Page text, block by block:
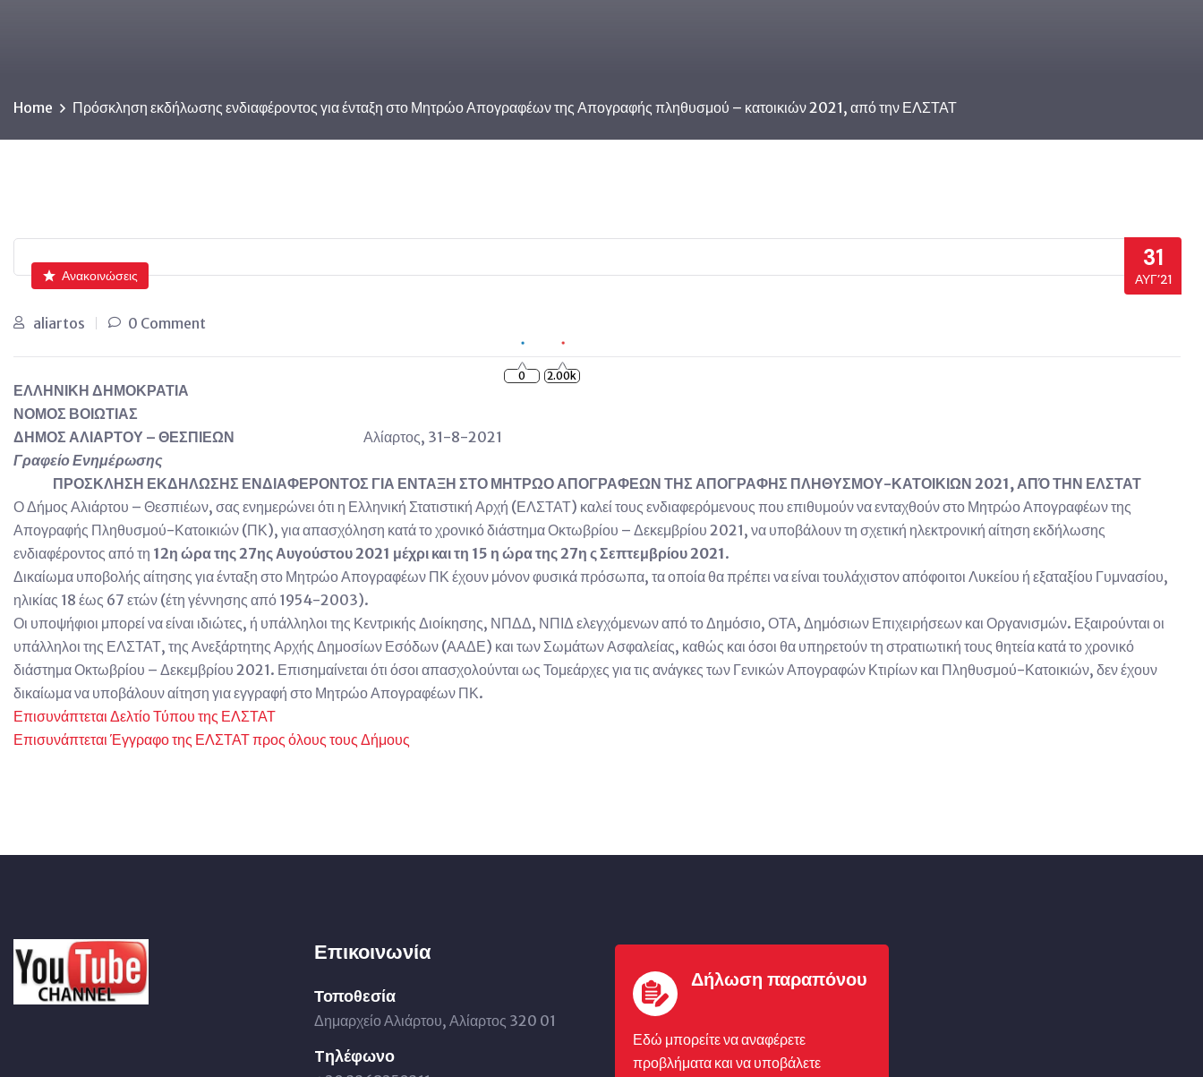
Home Πρόσκληση εκδήλωσης ενδιαφέροντος για ένταξη στο Μητρώο Απογραφέων της Απογραφής πληθυσμού – κατοικιών 2021, από την ΕΛΣΤΑΤ
31
ΑΥΓ’21
Ανακοινώσεις
aliartos 0 Comment
ΕΛΛΗΝΙΚΗ ΔΗΜΟΚΡΑΤΙΑ
ΝΟΜΟΣ ΒΟΙΩΤΙΑΣ
ΔΗΜΟΣ ΑΛΙΑΡΤΟΥ – ΘΕΣΠΙΕΩΝ Αλίαρτος, 31-8-2021
Γραφείο Ενημέρωσης
ΠΡΟΣΚΛΗΣΗ ΕΚΔΗΛΩΣΗΣ ΕΝΔΙΑΦΕΡΟΝΤΟΣ ΓΙΑ ΕΝΤΑΞΗ ΣΤΟ ΜΗΤΡΩΟ ΑΠΟΓΡΑΦΕΩΝ ΤΗΣ ΑΠΟΓΡΑΦΗΣ ΠΛΗΘΥΣΜΟΥ-ΚΑΤΟΙΚΙΩΝ 2021, ΑΠΌ ΤΗΝ ΕΛΣΤΑΤ
Ο Δήμος Αλιάρτου – Θεσπιέων, σας ενημερώνει ότι η Ελληνική Στατιστική Αρχή (ΕΛΣΤΑΤ) καλεί τους ενδιαφερόμενους που επιθυμούν να ενταχθούν στο Μητρώο Απογραφέων της
Απογραφής Πληθυσμού-Κατοικιών (ΠΚ), για απασχόληση κατά το χρονικό διάστημα Οκτωβρίου – Δεκεμβρίου 2021, να υποβάλουν τη σχετική ηλεκτρονική αίτηση εκδήλωσης
ενδιαφέροντος από τη 12η ώρα της 27ης Αυγούστου 2021 μέχρι και τη 15 η ώρα της 27η ς Σεπτεμβρίου 2021.
Δικαίωμα υποβολής αίτησης για ένταξη στο Μητρώο Απογραφέων ΠΚ έχουν μόνον φυσικά πρόσωπα, τα οποία θα πρέπει να είναι τουλάχιστον απόφοιτοι Λυκείου ή εξαταξίου Γυμνασίου,
ηλικίας 18 έως 67 ετών (έτη γέννησης από 1954-2003).
Οι υποψήφιοι μπορεί να είναι ιδιώτες, ή υπάλληλοι της Κεντρικής Διοίκησης, ΝΠΔΔ, ΝΠΙΔ ελεγχόμενων από το Δημόσιο, ΟΤΑ, Δημόσιων Επιχειρήσεων και Οργανισμών. Εξαιρούνται οι
υπάλληλοι της ΕΛΣΤΑΤ, της Ανεξάρτητης Αρχής Δημοσίων Εσόδων (ΑΑΔΕ) και των Σωμάτων Ασφαλείας, καθώς και όσοι θα υπηρετούν τη στρατιωτική τους θητεία κατά το χρονικό
διάστημα Οκτωβρίου – Δεκεμβρίου 2021. Επισημαίνεται ότι όσοι απασχολούνται ως Τομεάρχες για τις ανάγκες των Γενικών Απογραφών Κτιρίων και Πληθυσμού-Κατοικιών, δεν έχουν
δικαίωμα να υποβάλουν αίτηση για εγγραφή στο Μητρώο Απογραφέων ΠΚ.
Επισυνάπτεται Δελτίο Τύπου της ΕΛΣΤΑΤ
Επισυνάπτεται Έγγραφο της ΕΛΣΤΑΤ προς όλους τους Δήμους
Επικοινωνία
Τοποθεσία
Δημαρχείο Αλιάρτου, Αλίαρτος 320 01
Tηλέφωνο
Δήλωση παραπόνου
Εδώ μπορείτε να αναφέρετε
προβλήματα και να υποβάλετε
0 2.00k